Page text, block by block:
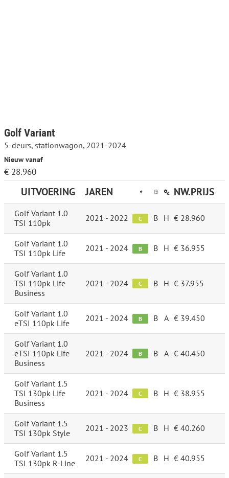
Golf Variant
5-deurs, stationwagon, 2021-2024
Nieuw vanaf
€ 28.960
UITVOERING JAREN NW.PRIJS
Golf Variant 1.0
TSI 110pk
2021 - 2022 C B H € 28.960
Golf Variant 1.0
TSI 110pk Life
2021 - 2024 B B H € 36.955
Golf Variant 1.0
TSI 110pk Life
Business
2021 - 2024 C B H € 37.955
Golf Variant 1.0
eTSI 110pk Life
2021 - 2024 B B A € 39.450
Golf Variant 1.0
eTSI 110pk Life
Business
2021 - 2024 B B A € 40.450
Golf Variant 1.5
TSI 130pk Life
Business
2021 - 2024 C B H € 38.955
Golf Variant 1.5
TSI 130pk Style
2021 - 2023 C B H € 40.260
Golf Variant 1.5
TSI 130pk R-Line
2021 - 2024 C B H € 40.955